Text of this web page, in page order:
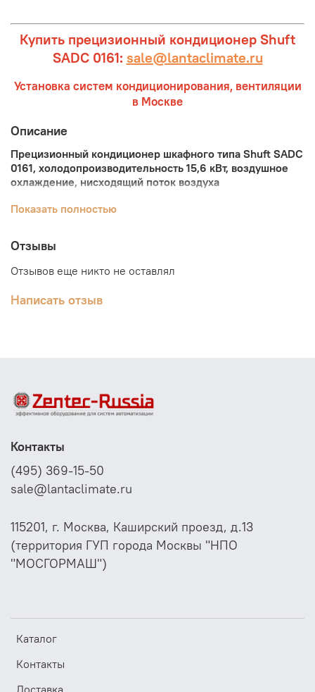
Купить прецизионный кондиционер Shuft
SADC 0161: sale@lantaclimate.ru
Установка систем кондиционирования, вентиляции
в Москве
Описание
Прецизионный кондиционер шкафного типа Shuft SADC
0161, холодопроизводительность 15,6 кВт, воздушное
охлаждение, нисходящий поток воздуха
Прецизионные кондиционеры Shuft были созданы с
экономичными в плане установки, обслуживания и
управления. Их легко подключать к водопроводу и
электросети. Компания Shuft гарантирует высокое
качество своей продукции.
Разработка проектов, установка систем
Показать полностью
Отзывы
Отзывов еще никто не оставлял
Написать отзыв
Каталог
Контакты
Контакты
(495) 369-15-50
sale@lantaclimate.ru
115201, г. Москва, Каширский проезд, д.13
(территория ГУП города Москвы "НПО
"МОСГОРМАШ")